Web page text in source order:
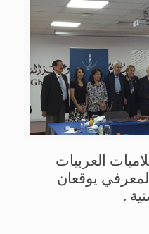
العربيات
يوقعان
.